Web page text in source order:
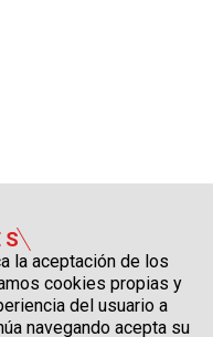
la aceptación de los
cookies propias y
del usuario a
navegando acepta su